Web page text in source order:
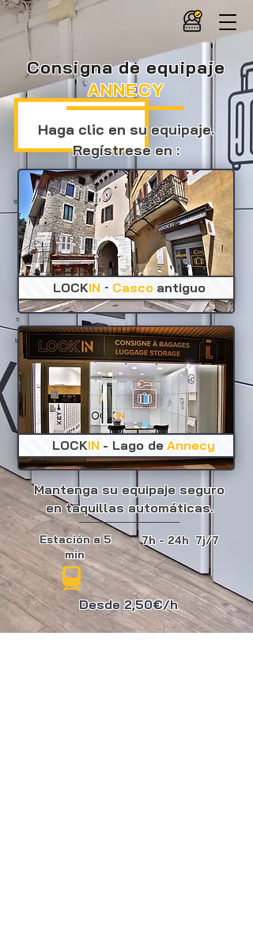
Consigna de equipaje
ANNECY
Mantenga su equipaje seguro
en taquillas automáticas.
Haga clic en su equipaje.
Regístrese en :
LOCKIN - Casco antiguo
LOCKIN - Lago de Annecy
Desde 2,50€/h
Estación a 5
min
7h - 24h 7j/7